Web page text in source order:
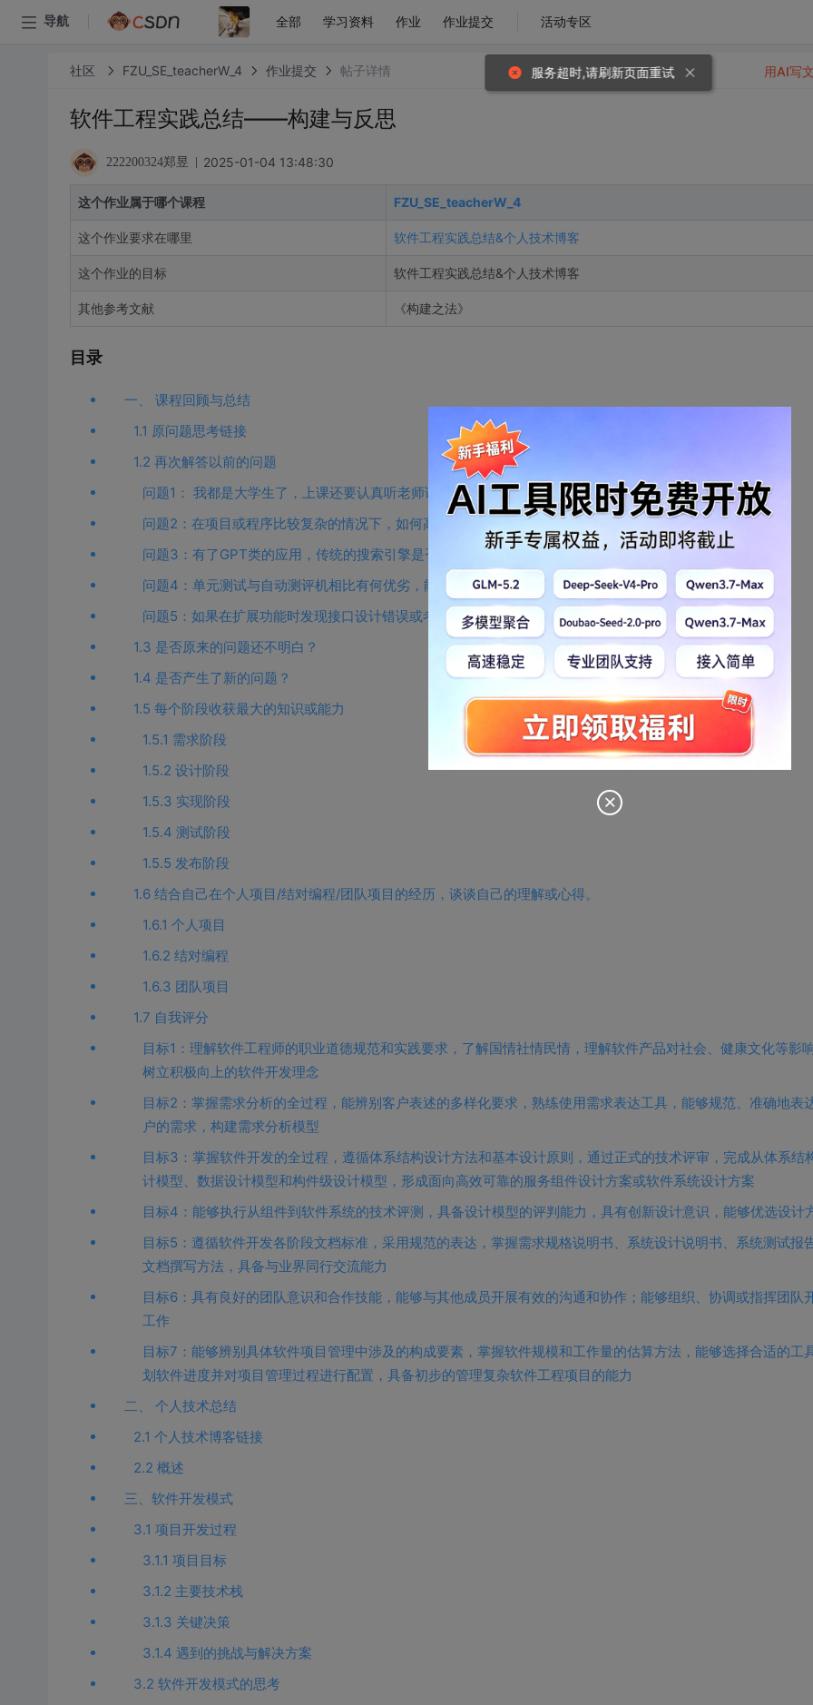
导航 全部 学习资料 作业 作业提交 活动专区
社区 FZU_SE_teacherW_4 作业提交 帖子详情
软件工程实践总结——构建与反思
222200324郑昱 2025-01-04 13:48:30
这个作业属于哪个课程 FZU_SE_teacherW_4
这个作业要求在哪里 软件工程实践总结&个人技术博客
这个作业的目标 软件工程实践总结&个人技术博客
其他参考文献 《构建之法》
目录
一、 课程回顾与总结
1.1 原问题思考链接
1.2 再次解答以前的问题
问题1： 我都是大学生了，上课还要认真听老师讲课么？
问题2：在项目或程序比较复杂的情况下，如何高效率的进行程序理解？
问题3：有了GPT类的应用，传统的搜索引擎是否会被完全替代？
问题4：单元测试与自动测评机相比有何优劣，能否在一定条件下被替代，或者说互补？
问题5：如果在扩展功能时发现接口设计错误或考虑不周应该怎么办？
1.3 是否原来的问题还不明白？
1.4 是否产生了新的问题？
1.5 每个阶段收获最大的知识或能力
1.5.1 需求阶段
1.5.2 设计阶段
1.5.3 实现阶段
1.5.4 测试阶段
1.5.5 发布阶段
1.6 结合自己在个人项目/结对编程/团队项目的经历，谈谈自己的理解或心得。
1.6.1 个人项目
1.6.2 结对编程
1.6.3 团队项目
1.7 自我评分
目标1：理解软件工程师的职业道德规范和实践要求，了解国情社情民情，理解软件产品对社会、健康文化等影
树立积极向上的软件开发理念
目标2：掌握需求分析的全过程，能辨别客户表述的多样化要求，熟练使用需求表达工具，能够规范、准确地表
户的需求，构建需求分析模型
目标3：掌握软件开发的全过程，遵循体系结构设计方法和基本设计原则，通过正式的技术评审，完成从体系结
计模型、数据设计模型和构件级设计模型，形成面向高效可靠的服务组件设计方案或软件系统设计方案
目标4：能够执行从组件到软件系统的技术评测，具备设计模型的评判能力，具有创新设计意识，能够优选设计
目标5：遵循软件开发各阶段文档标准，采用规范的表达，掌握需求规格说明书、系统设计说明书、系统测试报
文档撰写方法，具备与业界同行交流能力
目标6：具有良好的团队意识和合作技能，能够与其他成员开展有效的沟通和协作；能够组织、协调或指挥团队
工作
目标7：能够辨别具体软件项目管理中涉及的构成要素，掌握软件规模和工作量的估算方法，能够选择合适的工
划软件进度并对项目管理过程进行配置，具备初步的管理复杂软件工程项目的能力
二、 个人技术总结
2.1 个人技术博客链接
2.2 概述
三、软件开发模式
3.1 项目开发过程
3.1.1 项目目标
3.1.2 主要技术栈
3.1.3 关键决策
3.1.4 遇到的挑战与解决方案
3.2 软件开发模式的思考
用AI写
服务超时,请刷新页面重试